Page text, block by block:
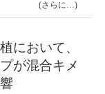
(さらに…)
において、
が混合キメ